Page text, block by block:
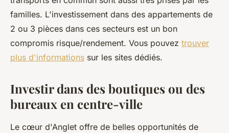
familles. L'investissement dans des appartements de
2 ou 3 pièces dans ces secteurs est un bon
compromis risque/rendement. Vous pouvez trouver
plus d'informations sur les sites dédiés.
Investir dans des boutiques ou des
bureaux en centre-ville
Le cœur d'Anglet offre de belles opportunités de